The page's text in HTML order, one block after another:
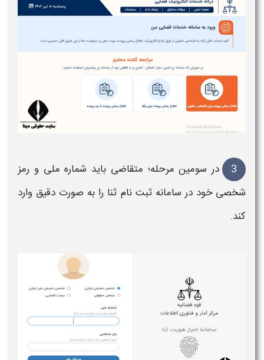
3 در سومین مرحله؛ متقاضی باید شماره ملی و رمز
شخصیخود در سامانه ثبت نام ثنا را به صورت دقیق وارد
کند.